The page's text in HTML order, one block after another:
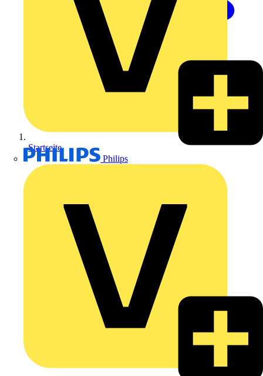
Philips
Startseite